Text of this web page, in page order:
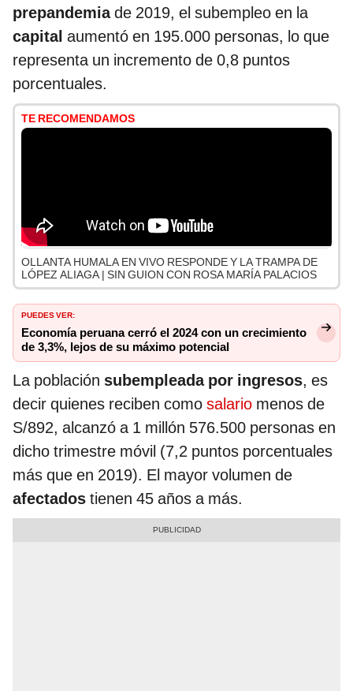
prepandemiade 2019, el subempleo en la
capital aumentó en 195.000 personas, lo que
representa un incremento de 0,8 puntos
porcentuales.
TE RECOMENDAMOS
OLLANTA HUMALA EN VIVO RESPONDE Y LA TRAMPA DE
LÓPEZ ALIAGA | SIN GUION CON ROSA MARÍA PALACIOS
PUEDES VER:
Economía peruana cerró el 2024 con un crecimiento
de 3,3%, lejos de su máximo potencial
La población subempleada por ingresos, es
decir quienes reciben como salario menos de
S/892, alcanzó a 1 millón 576.500 personas en
dicho trimestre móvil (7,2 puntos porcentuales
más que en 2019). El mayor volumen de
afectados tienen 45 años a más.